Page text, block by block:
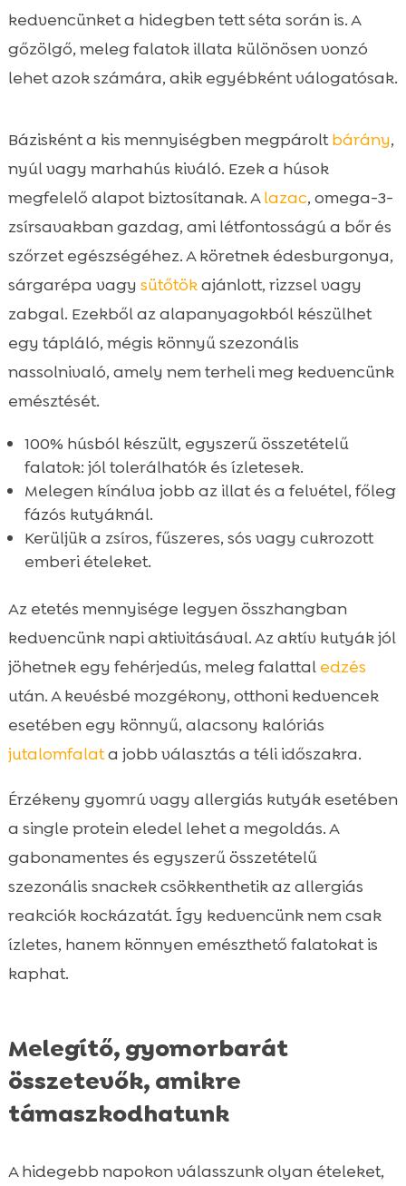
kedvencünket a hidegben tett séta során is. A
gőzölgő, meleg falatok illata különösen vonzó
lehet azok számára, akik egyébként válogatósak.
Bázisként a kis mennyiségben megpároltbárány,
nyúl vagy marhahús kiváló. Ezek a húsok
megfelelő alapot biztosítanak. Alazac, omega-3-
zsírsavakban gazdag, ami létfontosságú a bőr és
szőrzet egészségéhez. A köretnek édesburgonya,
sárgarépa vagy sütőtökajánlott, rizzsel vagy
zabgal. Ezekből az alapanyagokból készülhet
egy tápláló, mégis könnyű szezonális
nassolnivaló, amely nem terheli meg kedvencünk
emésztését.
100% húsból készült, egyszerű összetételű
falatok: jól tolerálhatók és ízletesek.
Melegen kínálva jobb az illat és a felvétel, főleg
fázós kutyáknál.
Kerüljük a zsíros, fűszeres, sós vagy cukrozott
emberi ételeket.
Az etetés mennyisége legyen összhangban
kedvencünk napi aktivitásával. Az aktív kutyák jól
jöhetnek egy fehérjedús, meleg falattal edzés
után. A kevésbé mozgékony, otthoni kedvencek
esetében egy könnyű, alacsony kalóriás
jutalomfalata jobb választás a téli időszakra.
Érzékeny gyomrú vagy allergiás kutyák esetében
a single protein eledel lehet a megoldás. A
gabonamentes és egyszerű összetételű
szezonális snackek csökkenthetik az allergiás
reakciók kockázatát. Így kedvencünk nem csak
ízletes, hanem könnyen emészthető falatokat is
kaphat.
Melegítő, gyomorbarát
összetevők, amikre
támaszkodhatunk
A hidegebb napokon válasszunk olyan ételeket,